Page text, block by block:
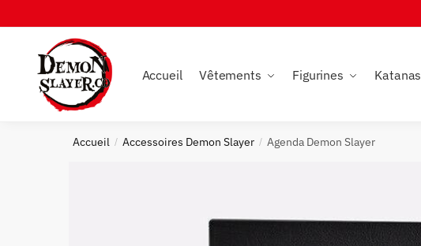
to
navigation
to
Accueil Vêtements Figurines Katanas
Accueil / Accessoires Demon Slayer / Agenda Demon Slayer